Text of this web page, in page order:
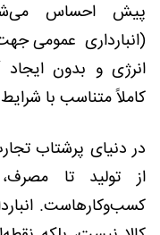
پیش احساس
(انبارداری عمومی
انرژی و بدون
کاملاً متناسب با
در دنیای پرشتاب
از تولید تا
کسب‌وکارهاست.